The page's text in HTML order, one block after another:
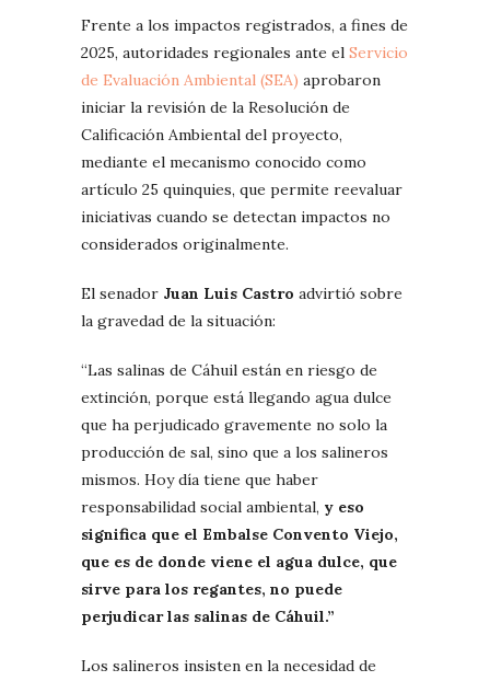
Frente a los impactos registrados, a fines de
2025, autoridades regionales ante el Servicio
de Evaluación Ambiental (SEA) aprobaron
iniciar la revisión de la Resolución de
Calificación Ambiental del proyecto,
mediante el mecanismo conocido como
artículo 25 quinquies, que permite reevaluar
iniciativas cuando se detectan impactos no
considerados originalmente.
El senador Juan Luis Castro advirtió sobre
la gravedad de la situación:
“Las salinas de Cáhuil están en riesgo de
extinción, porque está llegando agua dulce
que ha perjudicado gravemente no solo la
producción de sal, sino que a los salineros
mismos. Hoy día tiene que haber
responsabilidad social ambiental, y eso
significa que el Embalse Convento Viejo,
que es de donde viene el agua dulce, que
sirve para los regantes, no puede
perjudicar las salinas de Cáhuil.”
Los salineros insisten en la necesidad de